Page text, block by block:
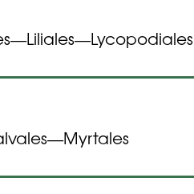
—Liliales—Lycopodiales
—Myrtales